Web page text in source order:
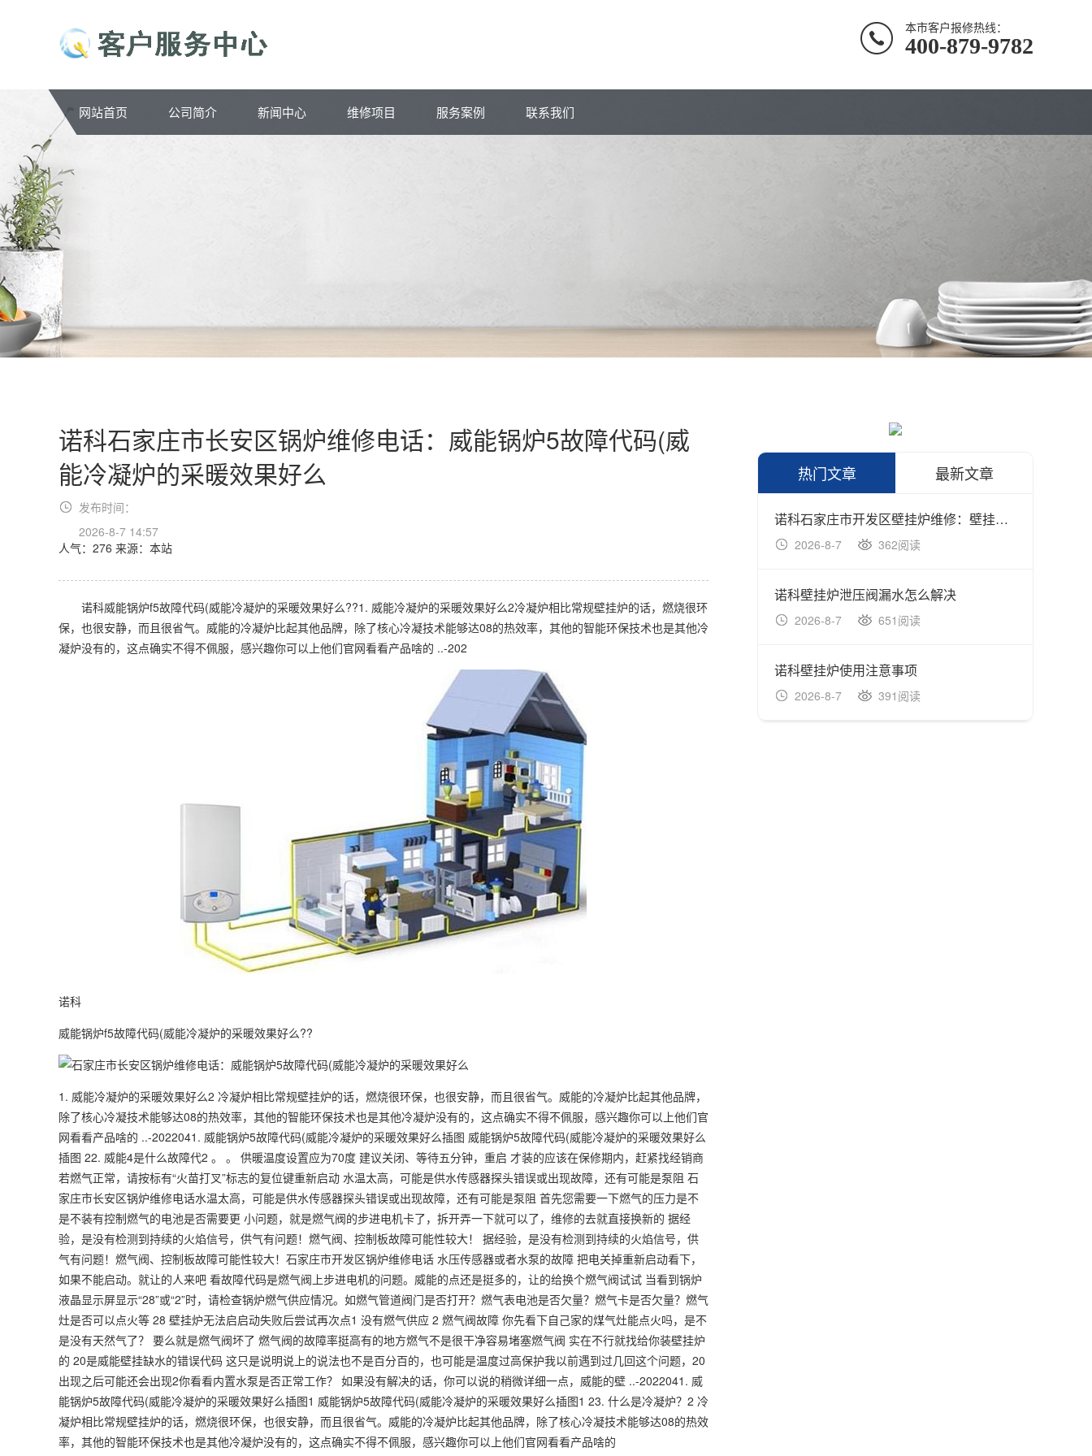
本市客户报修热线：
400-879-9782
网站首页 公司简介 新闻中心 维修项目 服务案例 联系我们
诺科石家庄市长安区锅炉维修电话：威能锅炉5故障代码(威
能冷凝炉的采暖效果好么
发布时间：
2026-8-7 14:57
人气：276 来源：本站
诺科威能锅炉f5故障代码(威能冷凝炉的采暖效果好么??1. 威能冷凝炉的采暖效果好么2冷凝炉相比常规壁挂炉的话，燃烧很环
保，也很安静，而且很省气。威能的冷凝炉比起其他品牌，除了核心冷凝技术能够达08的热效率，其他的智能环保技术也是其他冷
凝炉没有的，这点确实不得不佩服，感兴趣你可以上他们官网看看产品啥的 ..-202
诺科
威能锅炉f5故障代码(威能冷凝炉的采暖效果好么??
1. 威能冷凝炉的采暖效果好么2 冷凝炉相比常规壁挂炉的话，燃烧很环保，也很安静，而且很省气。威能的冷凝炉比起其他品牌，
除了核心冷凝技术能够达08的热效率，其他的智能环保技术也是其他冷凝炉没有的，这点确实不得不佩服，感兴趣你可以上他们官
网看看产品啥的 ..-2022041. 威能锅炉5故障代码(威能冷凝炉的采暖效果好么插图 威能锅炉5故障代码(威能冷凝炉的采暖效果好么
插图 22. 威能4是什么故障代2 。 。 供暖温度设置应为70度 建议关闭、等待五分钟，重启 才装的应该在保修期内，赶紧找经销商
若燃气正常，请按标有“火苗打叉”标志的复位键重新启动 水温太高，可能是供水传感器探头错误或出现故障，还有可能是泵阻 石
家庄市长安区锅炉维修电话水温太高，可能是供水传感器探头错误或出现故障，还有可能是泵阻 首先您需要一下燃气的压力是不
是不装有控制燃气的电池是否需要更 小问题，就是燃气阀的步进电机卡了，拆开弄一下就可以了，维修的去就直接换新的 据经
验，是没有检测到持续的火焰信号，供气有问题！燃气阀、控制板故障可能性较大！ 据经验，是没有检测到持续的火焰信号，供
气有问题！燃气阀、控制板故障可能性较大！石家庄市开发区锅炉维修电话 水压传感器或者水泵的故障 把电关掉重新启动看下，
如果不能启动。就让的人来吧 看故障代码是燃气阀上步进电机的问题。威能的点还是挺多的，让的给换个燃气阀试试 当看到锅炉
液晶显示屏显示“28”或“2”时，请检查锅炉燃气供应情况。如燃气管道阀门是否打开？燃气表电池是否欠量？燃气卡是否欠量？燃气
灶是否可以点火等 28 壁挂炉无法启启动失败后尝试再次点1 没有燃气供应 2 燃气阀故障 你先看下自己家的煤气灶能点火吗，是不
是没有天然气了？ 要么就是燃气阀坏了 燃气阀的故障率挺高有的地方燃气不是很干净容易堵塞燃气阀 实在不行就找给你装壁挂炉
的 20是威能壁挂缺水的错误代码 这只是说明说上的说法也不是百分百的，也可能是温度过高保护我以前遇到过几回这个问题，20
出现之后可能还会出现2你看看内置水泵是否正常工作？ 如果没有解决的话，你可以说的稍微详细一点，威能的壁 ..-2022041. 威
能锅炉5故障代码(威能冷凝炉的采暖效果好么插图1 威能锅炉5故障代码(威能冷凝炉的采暖效果好么插图1 23. 什么是冷凝炉？2 冷
凝炉相比常规壁挂炉的话，燃烧很环保，也很安静，而且很省气。威能的冷凝炉比起其他品牌，除了核心冷凝技术能够达08的热效
率，其他的智能环保技术也是其他冷凝炉没有的，这点确实不得不佩服，感兴趣你可以上他们官网看看产品啥的
热门文章 最新文章
诺科石家庄市开发区壁挂炉维修：壁挂炉日常保养及清理知识
2026-8-7 362阅读
诺科壁挂炉泄压阀漏水怎么解决
2026-8-7 651阅读
诺科壁挂炉使用注意事项
2026-8-7 391阅读